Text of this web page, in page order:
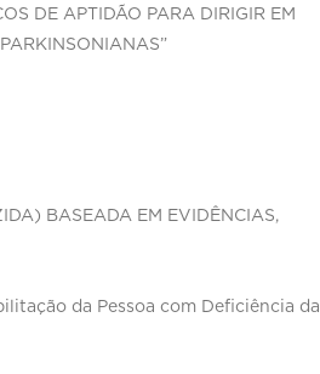
DE APTIDÃO PARA DIRIGIR EM
BASEADA EM EVIDÊNCIAS,
da Pessoa com Deficiência da